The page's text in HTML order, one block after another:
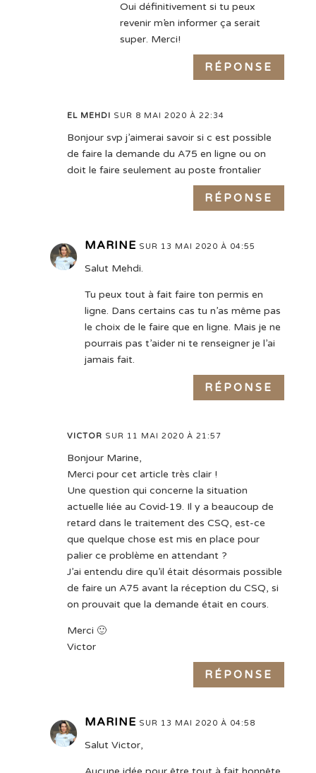
Oui définitivement si tu peux
revenir m’en informer ça serait
super. Merci!
RÉPONSE
EL MEHDI SUR 8 MAI 2020 À 22:34
Bonjour svp j’aimerai savoir si c est possible
de faire la demande du A75 en ligne ou on
doit le faire seulement au poste frontalier
RÉPONSE
MARINE SUR 13 MAI 2020 À 04:55
Salut Mehdi.
Tu peux tout à fait faire ton permis en
ligne. Dans certains cas tu n’as même pas
le choix de le faire que en ligne. Mais je ne
pourrais pas t’aider ni te renseigner je l’ai
jamais fait.
RÉPONSE
VICTOR SUR 11 MAI 2020 À 21:57
Bonjour Marine,
Merci pour cet article très clair !
Une question qui concerne la situation
actuelle liée au Covid-19. Il y a beaucoup de
retard dans le traitement des CSQ, est-ce
que quelque chose est mis en place pour
palier ce problème en attendant ?
J’ai entendu dire qu’il était désormais possible
de faire un A75 avant la réception du CSQ, si
on prouvait que la demande était en cours.
Merci 🙂
Victor
RÉPONSE
MARINE SUR 13 MAI 2020 À 04:58
Salut Victor,